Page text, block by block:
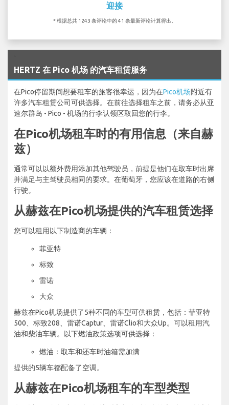
迎接
* 根据总共 1243 条评论中的 41 条最新评论计算得出。
HERTZ 在 Pico 机场 的汽车租赁服务
在Pico停留期间想要租车的旅客很幸运，因为在Pico机场附近有
许多汽车租赁公司可供选择。在前往选择租车之前，请务必从亚
速尔群岛 - Pico - 机场的行李认领区取回您的行李。
在Pico机场租车时的有用信息（来自赫
兹）
通常可以以额外费用添加其他驾驶员，前提是他们在取车时出席
并满足与主驾驶员相同的要求。在葡萄牙，您应该在道路的右侧
行驶。
从赫兹在Pico机场提供的汽车租赁选择
您可以租用以下制造商的车辆：
菲亚特
标致
雷诺
大众
赫兹在Pico机场提供了5种不同的车型可供租赁，包括：菲亚特
500、标致208、雷诺Captur、雷诺Clio和大众Up。可以租用汽
油和柴油车辆。以下燃油政策选项可供选择：
燃油：取车和还车时油箱需加满
提供的5辆车都配备了空调。
从赫兹在Pico机场租车的车型类型